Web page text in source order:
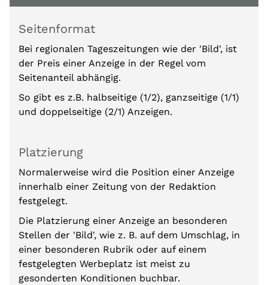
Seitenformat
Bei regionalen Tageszeitungen wie der 'Bild', ist
der Preis einer Anzeige in der Regel vom
Seitenanteil abhängig.
So gibt es z.B. halbseitige (1/2), ganzseitige (1/1)
und doppelseitige (2/1) Anzeigen.
Platzierung
Normalerweise wird die Position einer Anzeige
innerhalb einer Zeitung von der Redaktion
festgelegt.
Die Platzierung einer Anzeige an besonderen
Stellen der 'Bild', wie z. B. auf dem Umschlag, in
einer besonderen Rubrik oder auf einem
festgelegten Werbeplatz ist meist zu
gesonderten Konditionen buchbar.